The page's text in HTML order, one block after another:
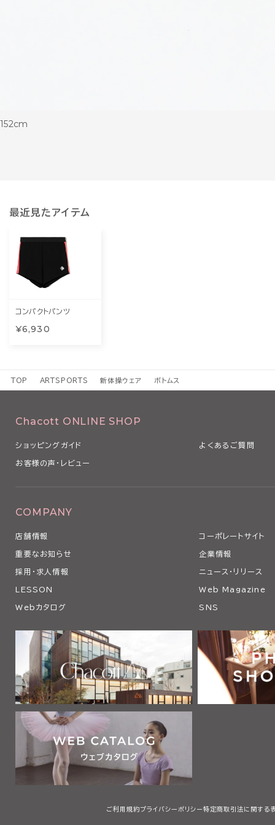
152cm
最近見たアイテム
コンパクトパンツ
¥6,930
TOP ARTSPORTS 新体操ウェア ボトムス
Chacott ONLINE SHOP
ショッピングガイド よくあるご質問
お客様の声・レビュー
COMPANY
店舗情報 コーポレートサイト
重要なお知らせ 企業情報
採用・求人情報 ニュース・リリース
LESSON Web Magazine
Webカタログ SNS
ご利用規約プライバシーポリシー 特定商取引法に関する